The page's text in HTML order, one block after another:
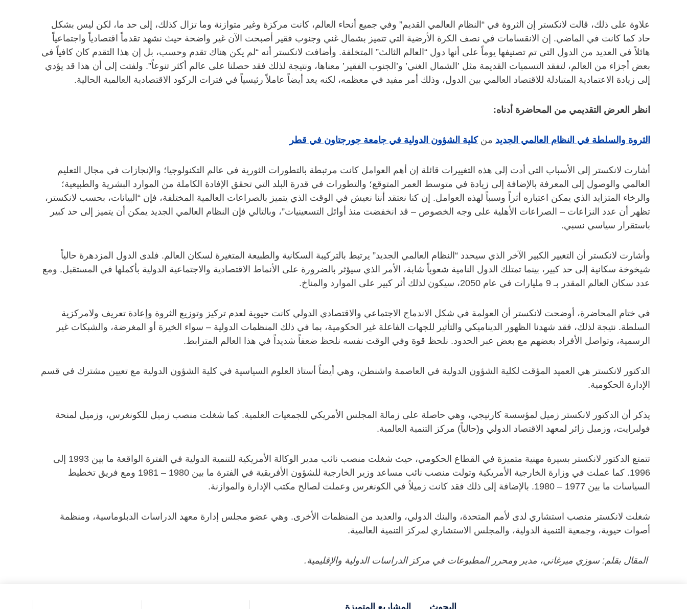
علاوة على ذلك، قالت لانكستر إن الثروة في “النظام العالمي القديم” وفي جميع أنحاء العالم، كانت مركزة وغير متوازنة وما تزال كذلك، إلى حد ما، لكن ليس بشكل
حاد كما كانت في الماضي. إن الانقسامات في نصف الكرة الأرضية التي تتميز بشمال غني وجنوب فقير أصبحت الآن غير واضحة حيث نشهد تقدماً اقتصادياً واجتماعياً
هائلاً في العديد من الدول التي تم تصنيفها يوماً على أنها دول “العالم الثالث” المتخلفة. وأضافت لانكستر أنه “لم يكن هناك تقدم وحسب، بل إن هذا التقدم كان كافياً في
بعض أجزاء من العالم، لتفقد التسميات القديمة مثل ’الشمال الغني’ و’الجنوب الفقير’ معناها، ونتيجة لذلك فقد حصلنا على عالم أكثر تنوعاً”. ولفتت إلى أن هذا قد يؤدي
إلى زيادة الاعتمادية المتبادلة للاقتصاد العالمي بين الدول، وذلك أمر مفيد في معظمه، لكنه يعد أيضاً عاملاً رئيسياً في فترات الركود الاقتصادية العالمية الحالية.
انظر العرض التقديمي من المحاضرة أدناه:
الثروة والسلطة في النظام العالمي الجديد منكلية الشؤون الدولية في جامعة جورجتاون في قطر
أشارت لانكستر إلى الأسباب التي أدت إلى هذه التغييرات قائلة إن أهم العوامل كانت مرتبطة بالتطورات الثورية في عالم التكنولوجيا؛ والإنجازات في مجال التعليم
العالمي والوصول إلى المعرفة بالإضافة إلى زيادة في متوسط العمر المتوقع؛ والتطورات في قدرة البلد التي تحقق الإفادة الكاملة من الموارد البشرية والطبيعية؛
والرخاء المتزايد الذي يمكن اعتباره أثراً وسبباً لهذه العوامل. إن كنا نعتقد أننا نعيش في الوقت الذي يتميز بالصراعات العالمية المختلفة، فإن “البيانات، بحسب لانكستر،
تظهر أن عدد النزاعات – الصراعات الأهلية على وجه الخصوص – قد انخفضت منذ أوائل التسعينيات”، وبالتالي فإن النظام العالمي الجديد يمكن أن يتميز إلى حد كبير
باستقرار سياسي نسبي.
وأشارت لانكستر أن التغيير الكبير الآخر الذي سيحدد “النظام العالمي الجديد” يرتبط بالتركيبة السكانية والطبيعة المتغيرة لسكان العالم. فلدى الدول المزدهرة حالياً
شيخوخة سكانية إلى حد كبير، بينما تمتلك الدول النامية شعوباً شابة، الأمر الذي سيؤثر بالضرورة على الأنماط الاقتصادية والاجتماعية الدولية بأكملها في المستقبل. ومع
عدد سكان العالم المقدر بـ 9 مليارات في عام 2050، سيكون لذلك أثر كبير على الموارد والمناخ.
في ختام المحاضرة، أوضحت لانكستر أن العولمة في شكل الاندماج الاجتماعي والاقتصادي الدولي كانت حيوية لعدم تركيز وتوزيع الثروة وإعادة تعريف ولامركزية
السلطة. نتيجة لذلك، فقد شهدنا الظهور الديناميكي والتأثير للجهات الفاعلة غير الحكومية، بما في ذلك المنظمات الدولية – سواء الخيرة أو المغرضة، والشبكات غير
الرسمية، وتواصل الأفراد بعضهم مع بعض عبر الحدود. نلحظ قوة وفي الوقت نفسه نلحظ ضعفاً شديداً في هذا العالم المترابط.
الدكتور لانكستر هي العميد المؤقت لكلية الشؤون الدولية في العاصمة واشنطن، وهي أيضاً أستاذ العلوم السياسية في كلية الشؤون الدولية مع تعيين مشترك في قسم
الإدارة الحكومية.
يذكر أن الدكتور لانكستر زميل لمؤسسة كارنيجي، وهي حاصلة على زمالة المجلس الأمريكي للجمعيات العلمية. كما شغلت منصب زميل للكونغرس، وزميل لمنحة
فولبرايت، وزميل زائر لمعهد الاقتصاد الدولي و(حالياً) مركز التنمية العالمية.
تتمتع الدكتور لانكستر بسيرة مهنية متميزة في القطاع الحكومي، حيث شغلت منصب نائب مدير الوكالة الأمريكية للتنمية الدولية في الفترة الواقعة ما بين 1993 إلى
1996. كما عملت في وزارة الخارجية الأمريكية وتولت منصب نائب مساعد وزير الخارجية للشؤون الأفريقية في الفترة ما بين 1980 – 1981 ومع فريق تخطيط
السياسات ما بين 1977 – 1980. بالإضافة إلى ذلك فقد كانت زميلاً في الكونغرس وعملت لصالح مكتب الإدارة والموازنة.
شغلت لانكستر منصب استشاري لدى لأمم المتحدة، والبنك الدولي، والعديد من المنظمات الأخرى. وهي عضو مجلس إدارة معهد الدراسات الدبلوماسية، ومنظمة
أصوات حيوية، وجمعية التنمية الدولية، والمجلس الاستشاري لمركز التنمية العالمية.
المقال بقلم: سوزي ميرغاني، مدير ومحرر المطبوعات في مركز الدراسات الدولية والإقليمية.
البحوث المشاريع المتميزة